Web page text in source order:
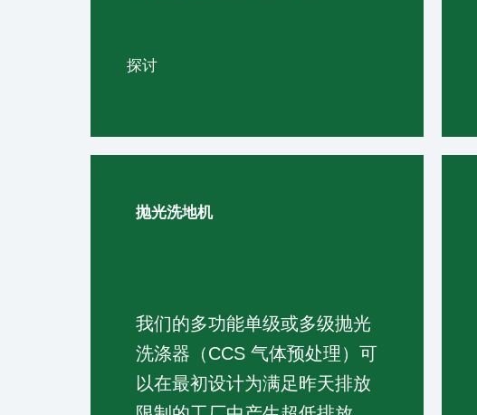
探讨
抛光洗地机
我们的多功能单级或多级抛光
洗涤器（CCS 气体预处理）可
以在最初设计为满足昨天排放